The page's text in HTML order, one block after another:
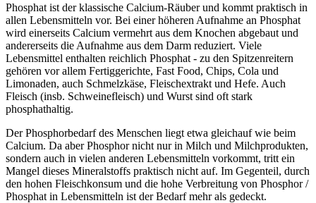
Phosphat ist der klassische Calcium-Räuber und kommt praktisch in
allen Lebensmitteln vor. Bei einer höheren Aufnahme an Phosphat
wird einerseits Calcium vermehrt aus dem Knochen abgebaut und
andererseits die Aufnahme aus dem Darm reduziert. Viele
Lebensmittel enthalten reichlich Phosphat - zu den Spitzenreitern
gehören vor allem Fertiggerichte, Fast Food, Chips, Cola und
Limonaden, auch Schmelzkäse, Fleischextrakt und Hefe. Auch
Fleisch (insb. Schweinefleisch) und Wurst sind oft stark
phosphathaltig.
Der Phosphorbedarf des Menschen liegt etwa gleichauf wie beim
Calcium. Da aber Phosphor nicht nur in Milch und Milchprodukten,
sondern auch in vielen anderen Lebensmitteln vorkommt, tritt ein
Mangel dieses Mineralstoffs praktisch nicht auf. Im Gegenteil, durch
den hohen Fleischkonsum und die hohe Verbreitung von Phosphor /
Phosphat in Lebensmitteln ist der Bedarf mehr als gedeckt.